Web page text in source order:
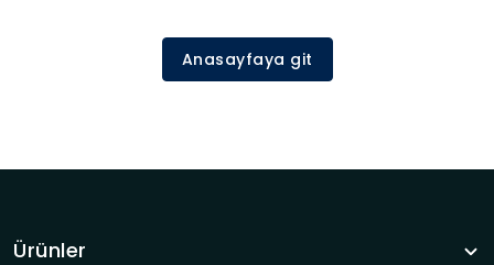
Anasayfaya git
Ürünler